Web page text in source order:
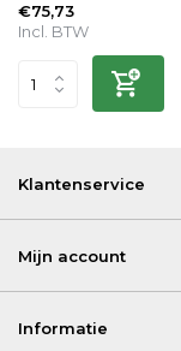
€75,73
Incl. BTW
Klantenservice
Mijn account
Informatie